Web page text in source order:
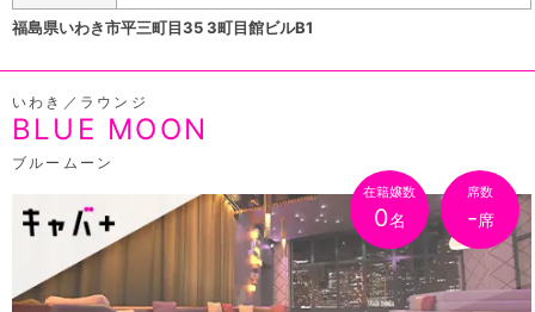
福島県いわき市平三町目35 3町目館ビルB1
いわき／ラウンジ
BLUE MOON
ブルームーン
在籍嬢数
0名
席数
-席